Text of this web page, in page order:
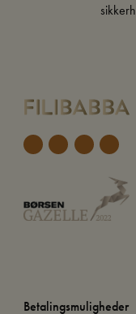
Betalingsmuligheder